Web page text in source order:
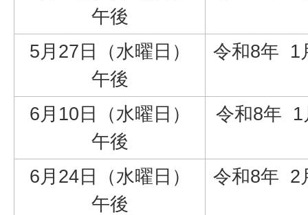
午後
5月27日（水曜日）
午後
令和8年 1
6月10日（水曜日）
午後
令和8年
6月24日（水曜日）
午後
令和8年 2